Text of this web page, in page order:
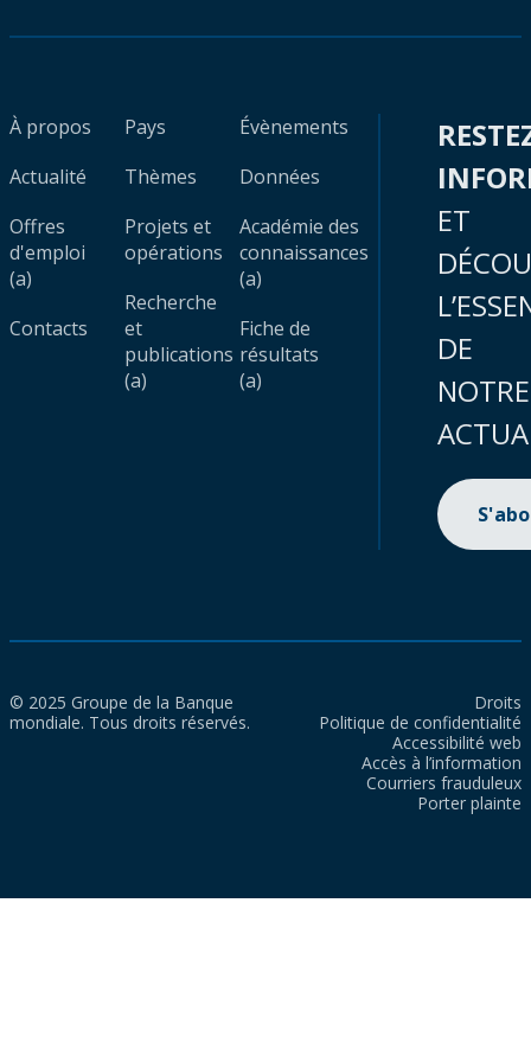
À propos
Actualité
Offres
d'emploi
(a)
Contacts
Pays
Thèmes
Projets et
opérations
Recherche
et
publications
(a)
Évènements
Données
Académie des
connaissances
(a)
Fiche de
résultats
(a)
ET
DE
NOTRE
© 2025 Groupe de la Banque
mondiale. Tous droits réservés.
Droits
Politique de confidentialité
Accessibilité web
Accès à l’information
Courriers frauduleux
Porter plainte